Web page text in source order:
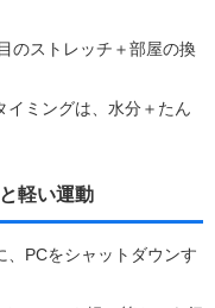
のストレッチ＋部屋の換
イミングは、水分＋たん
軽い運動
、PCをシャットダウンす